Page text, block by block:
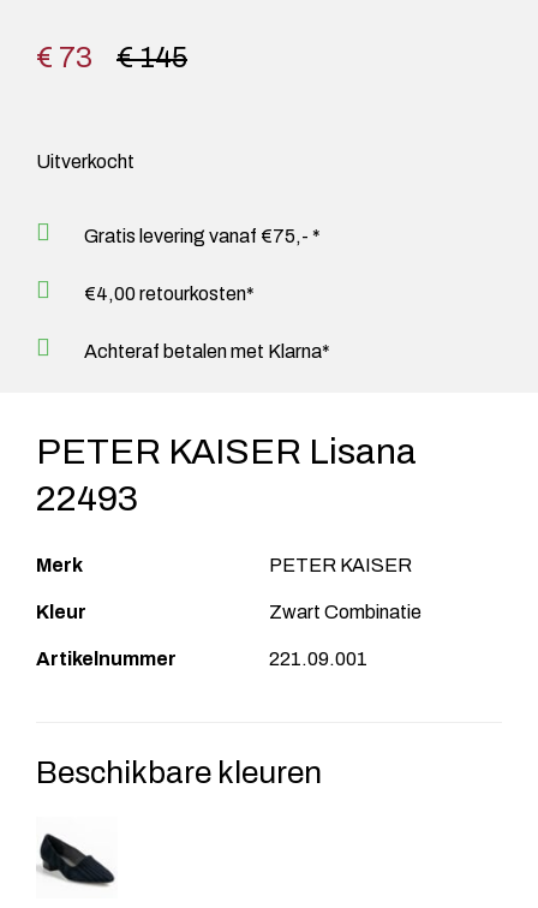
€ 145
€ 73
Uitverkocht
Gratis levering vanaf €75,- *
€4,00 retourkosten*
Achteraf betalen met Klarna*
PETER KAISER Lisana
22493
Merk PETER KAISER
Kleur Zwart Combinatie
Artikelnummer 221.09.001
Beschikbare kleuren